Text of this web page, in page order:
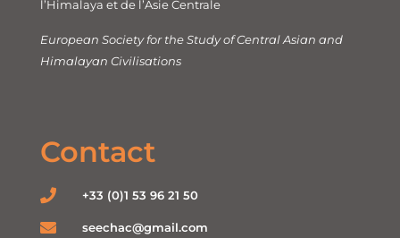
l’Himalaya et de l’Asie Centrale
European Society for the Study of Central Asian and
Himalayan Civilisations
Contact
+33 (0)1 53 96 21 50
seechac@gmail.com